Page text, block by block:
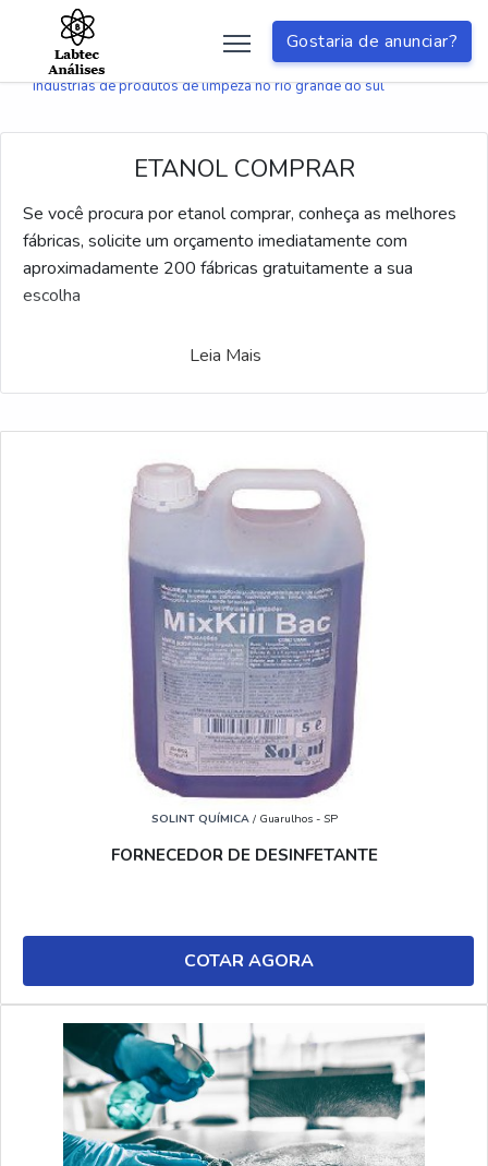
Gostaria de anunciar?
Buscas relacionadas:
fábrica de produtos de limpeza mato grosso
empresas fabricantes de produtos de limpeza
indústrias de produtos de limpeza no rio grande do sul
ETANOL COMPRAR
Se você procura por etanol comprar, conheça as melhores
fábricas, solicite um orçamento imediatamente com
aproximadamente 200 fábricas gratuitamente a sua
escolha
Leia Mais
SOLINT QUÍMICA/ Guarulhos - SP
FORNECEDOR DE DESINFETANTE
COTAR AGORA